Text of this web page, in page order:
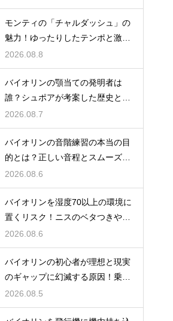
モンティの「チャルダッシュ」の
魅力！ゆったりしたテンポと激し
い緩急の表現
2026.08.8
バイオリンの顎当ての発明者は
誰？シュポアが考案した歴史と超
絶技巧との背景
2026.08.7
バイオリンの音階練習の本当の目
的とは？正しい音程とスムーズな
運指を身につける
2026.08.6
バイオリンを湿度70以上の環境に
置くリスク！ニスのベタつきやカ
ビを防ぐ対策
2026.08.6
バイオリンの初心者が理想と現実
のギャップに幻滅する原因！乗り
越える心構え
2026.08.5